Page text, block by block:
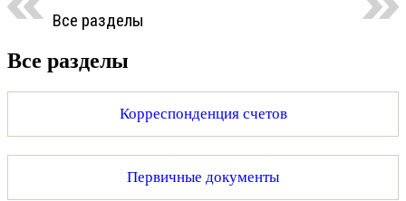
Все разделы
Все разделы
Корреспонденция счетов
Первичные документы